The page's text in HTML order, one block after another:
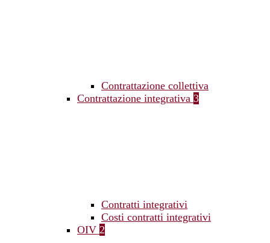
Contrattazione collettiva
Contrattazione integrativa 3
Contratti integrativi
Costi contratti integrativi
OIV 2